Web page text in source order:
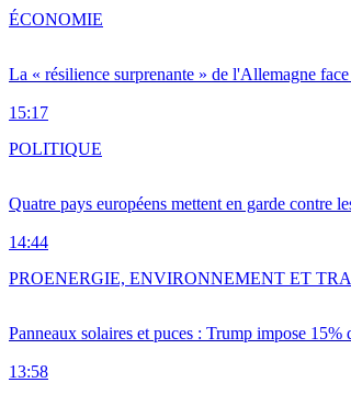
La « résilience surprenante » de l'Allemagne
15:17
ÉCONOMIE
Quatre pays européens mettent en garde contre
14:44
POLITIQUE
Panneaux solaires et puces : Trump impose
13:58
PROENERGIE, ENVIRONNEMENT ET